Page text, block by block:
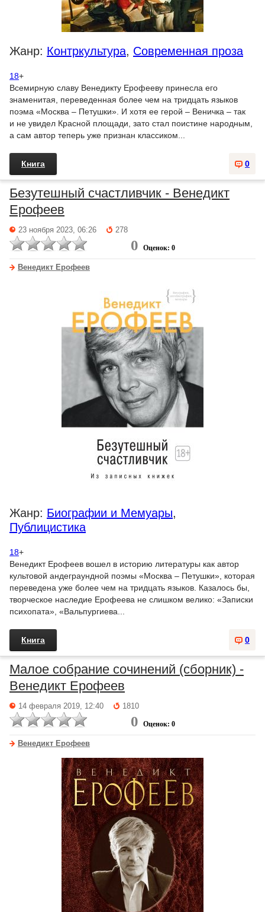
Жанр: Контркультура, Современная проза
18+
Всемирную славу Венедикту Ерофееву принесла его
знаменитая, переведенная более чем на тридцать языков
поэма «Москва – Петушки». И хотя ее герой – Веничка – так
и не увидел Красной площади, зато стал поистине народным,
а сам автор теперь уже признан классиком...
0
Книга
Безутешный счастливчик - Венедикт
Ерофеев
23 ноября 2023, 06:26 278
0 Оценок: 0
Венедикт Ерофеев
Жанр: Биографии и Мемуары,
Публицистика
18+
Венедикт Ерофеев вошел в историю литературы как автор
культовой андеграундной поэмы «Москва – Петушки», которая
переведена уже более чем на тридцать языков. Казалось бы,
творческое наследие Ерофеева не слишком велико: «Записки
психопата», «Вальпургиева...
0
Книга
Малое собрание сочинений (сборник) -
Венедикт Ерофеев
14 февраля 2019, 12:40 1810
0 Оценок: 0
Венедикт Ерофеев